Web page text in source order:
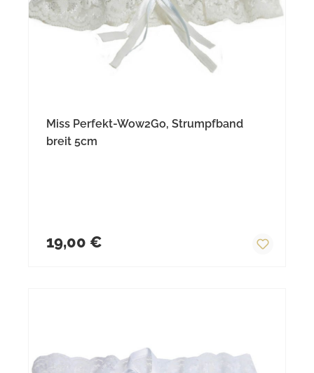
Miss Perfekt-Wow2Go, Strumpfband
breit 5cm
19,00 €